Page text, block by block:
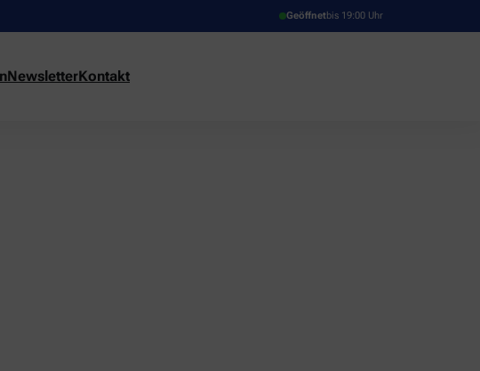
Geöffnetbis 19:00 Uhr
NewsletterKontakt